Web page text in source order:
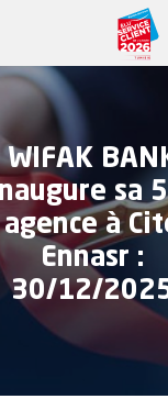
WIFAK
sa
agence à
Ennasr :
30/12/